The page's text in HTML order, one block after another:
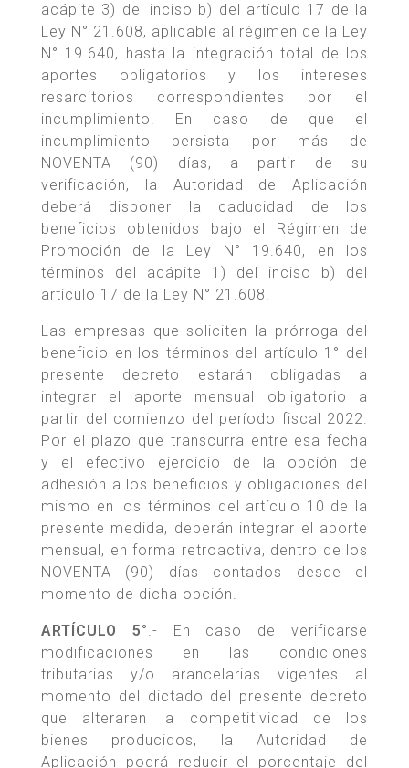
acápite 3) del inciso b) del artículo 17 de la
Ley N° 21.608, aplicable al régimen de la Ley
N° 19.640, hasta la integración total de los
aportes obligatorios y los intereses
resarcitorios correspondientes por el
incumplimiento. En caso de que el
incumplimiento persista por más de
NOVENTA (90) días, a partir de su
verificación, la Autoridad de Aplicación
deberá disponer la caducidad de los
beneficios obtenidos bajo el Régimen de
Promoción de la Ley N° 19.640, en los
términos del acápite 1) del inciso b) del
artículo 17 de la Ley N° 21.608.
Las empresas que soliciten la prórroga del
beneficio en los términos del artículo 1° del
presente decreto estarán obligadas a
integrar el aporte mensual obligatorio a
partir del comienzo del período fiscal 2022.
Por el plazo que transcurra entre esa fecha
y el efectivo ejercicio de la opción de
adhesión a los beneficios y obligaciones del
mismo en los términos del artículo 10 de la
presente medida, deberán integrar el aporte
mensual, en forma retroactiva, dentro de los
NOVENTA (90) días contados desde el
momento de dicha opción.
ARTÍCULO 5°.- En caso de verificarse
modificaciones en las condiciones
tributarias y/o arancelarias vigentes al
momento del dictado del presente decreto
que alteraren la competitividad de los
bienes producidos, la Autoridad de
Aplicación podrá reducir el porcentaje del